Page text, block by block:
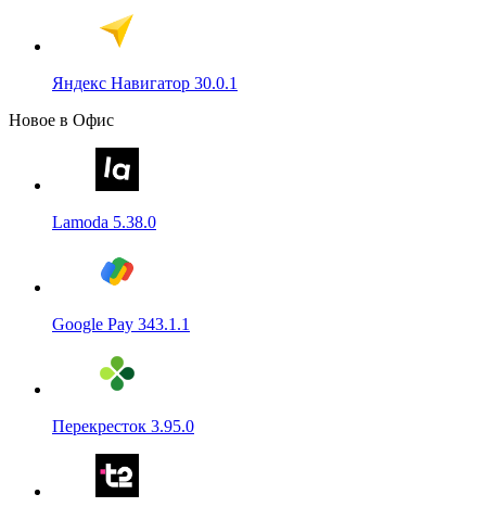
Яндекс Навигатор 30.0.1
Новое в Офис
Lamoda 5.38.0
Google Pay 343.1.1
Перекресток 3.95.0